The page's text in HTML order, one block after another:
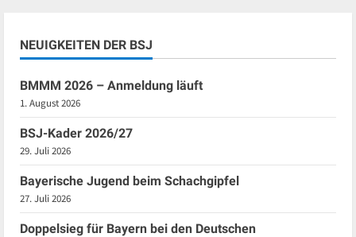
NEUIGKEITEN DER BSJ
BMMM 2026 – Anmeldung läuft
1. August 2026
BSJ-Kader 2026/27
29. Juli 2026
Bayerische Jugend beim Schachgipfel
27. Juli 2026
Doppelsieg für Bayern bei den Deutschen